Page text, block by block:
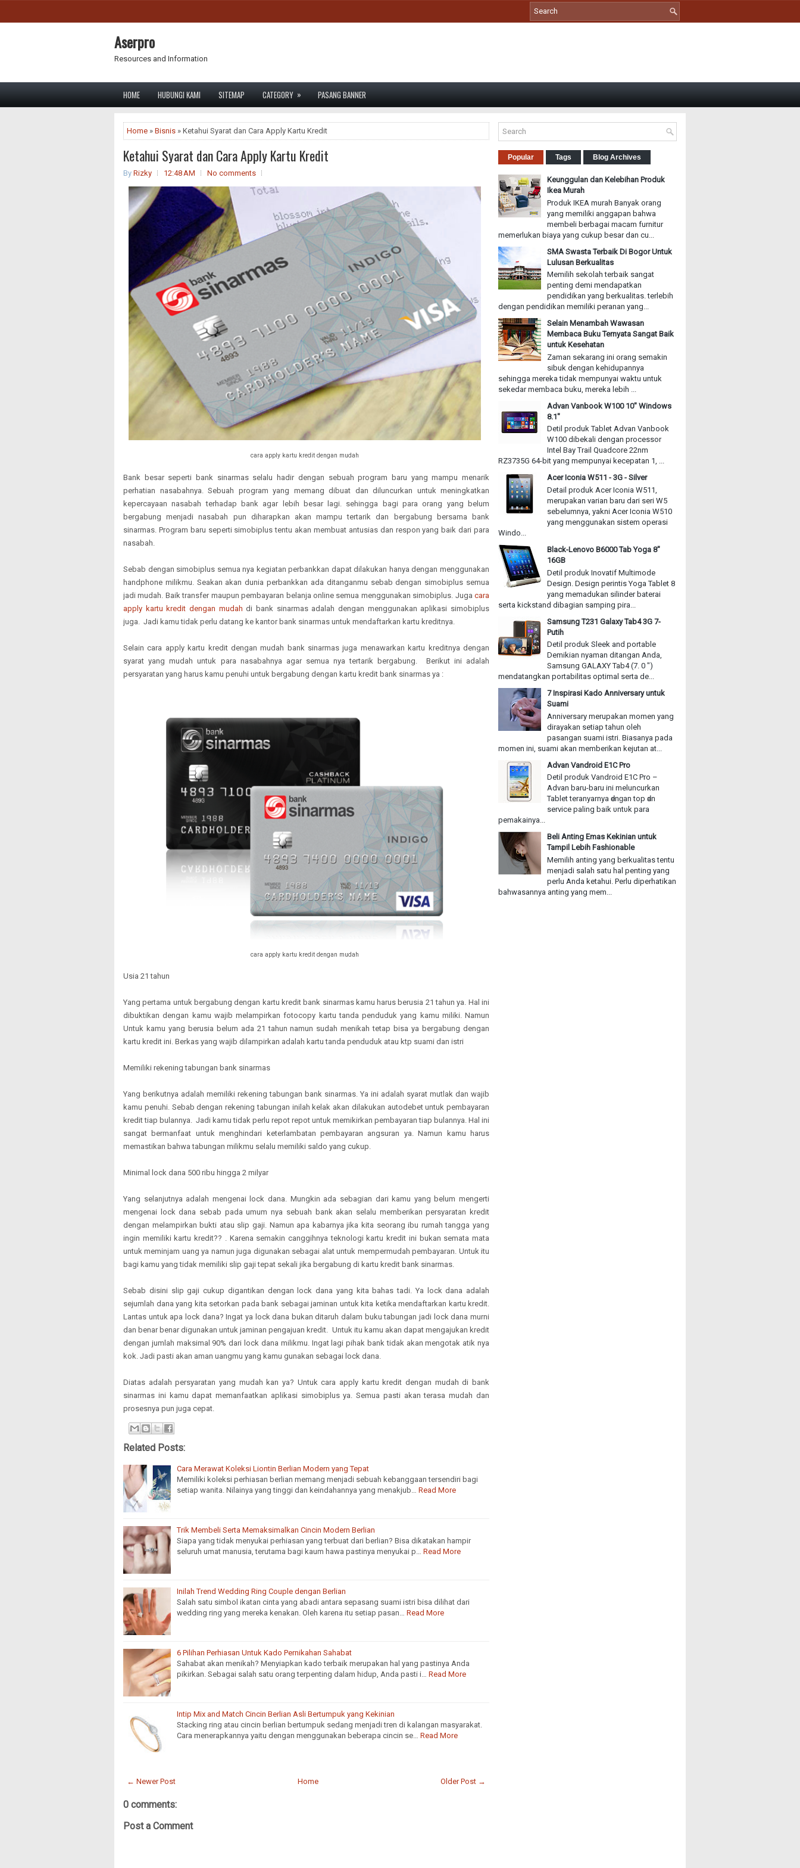
Aserpro
Resources and Information
HOME HUBUNGI KAMI SITEMAP CATEGORY » PASANG BANNER
Home » Bisnis » Ketahui Syarat dan Cara Apply Kartu Kredit
Ketahui Syarat dan Cara Apply Kartu Kredit
By Rizky 12:48 AM No comments
cara apply kartu kredit dengan mudah
Bank besar seperti bank sinarmas selalu hadir dengan sebuah program baru yang mampu menarik
perhatian nasabahnya. Sebuah program yang memang dibuat dan diluncurkan untuk meningkatkan
kepercayaan nasabah terhadap bank agar lebih besar lagi. sehingga bagi para orang yang belum
bergabung menjadi nasabah pun diharapkan akan mampu tertarik dan bergabung bersama bank
sinarmas. Program baru seperti simobiplus tentu akan membuat antusias dan respon yang baik dari para
nasabah.
Sebab dengan simobiplus semua nya kegiatan perbankkan dapat dilakukan hanya dengan menggunakan
handphone milikmu. Seakan akan dunia perbankkan ada ditanganmu sebab dengan simobiplus semua
jadi mudah. Baik transfer maupun pembayaran belanja online semua menggunakan simobiplus. Juga cara
apply kartu kredit dengan mudah di bank sinarmas adalah dengan menggunakan aplikasi simobiplus
juga. Jadi kamu tidak perlu datang ke kantor bank sinarmas untuk mendaftarkan kartu kreditnya.
Selain cara apply kartu kredit dengan mudah bank sinarmas juga menawarkan kartu kreditnya dengan
syarat yang mudah untuk para nasabahnya agar semua nya tertarik bergabung. Berikut ini adalah
persyaratan yang harus kamu penuhi untuk bergabung dengan kartu kredit bank sinarmas ya :
cara apply kartu kredit dengan mudah
Usia 21 tahun
Yang pertama untuk bergabung dengan kartu kredit bank sinarmas kamu harus berusia 21 tahun ya. Hal ini
dibuktikan dengan kamu wajib melampirkan fotocopy kartu tanda penduduk yang kamu miliki. Namun
Untuk kamu yang berusia belum ada 21 tahun namun sudah menikah tetap bisa ya bergabung dengan
kartu kredit ini. Berkas yang wajib dilampirkan adalah kartu tanda penduduk atau ktp suami dan istri
Memiliki rekening tabungan bank sinarmas
Yang berikutnya adalah memiliki rekening tabungan bank sinarmas. Ya ini adalah syarat mutlak dan wajib
kamu penuhi. Sebab dengan rekening tabungan inilah kelak akan dilakukan autodebet untuk pembayaran
kredit tiap bulannya. Jadi kamu tidak perlu repot repot untuk memikirkan pembayaran tiap bulannya. Hal ini
sangat bermanfaat untuk menghindari keterlambatan pembayaran angsuran ya. Namun kamu harus
memastikan bahwa tabungan milikmu selalu memiliki saldo yang cukup.
Minimal lock dana 500 ribu hingga 2 milyar
Yang selanjutnya adalah mengenai lock dana. Mungkin ada sebagian dari kamu yang belum mengerti
mengenai lock dana sebab pada umum nya sebuah bank akan selalu memberikan persyaratan kredit
dengan melampirkan bukti atau slip gaji. Namun apa kabarnya jika kita seorang ibu rumah tangga yang
ingin memiliki kartu kredit?? . Karena semakin canggihnya teknologi kartu kredit ini bukan semata mata
untuk meminjam uang ya namun juga digunakan sebagai alat untuk mempermudah pembayaran. Untuk itu
bagi kamu yang tidak memiliki slip gaji tepat sekali jika bergabung di kartu kredit bank sinarmas.
Sebab disini slip gaji cukup digantikan dengan lock dana yang kita bahas tadi. Ya lock dana adalah
sejumlah dana yang kita setorkan pada bank sebagai jaminan untuk kita ketika mendaftarkan kartu kredit.
Lantas untuk apa lock dana? Ingat ya lock dana bukan ditaruh dalam buku tabungan jadi lock dana murni
dan benar benar digunakan untuk jaminan pengajuan kredit. Untuk itu kamu akan dapat mengajukan kredit
dengan jumlah maksimal 90% dari lock dana milikmu. Ingat lagi pihak bank tidak akan mengotak atik nya
kok. Jadi pasti akan aman uangmu yang kamu gunakan sebagai lock dana.
Diatas adalah persyaratan yang mudah kan ya? Untuk cara apply kartu kredit dengan mudah di bank
sinarmas ini kamu dapat memanfaatkan aplikasi simobiplus ya. Semua pasti akan terasa mudah dan
prosesnya pun juga cepat.
Related Posts:
Cara Merawat Koleksi Liontin Berlian Modern yang Tepat
Memiliki koleksi perhiasan berlian memang menjadi sebuah kebanggaan tersendiri bagi
setiap wanita. Nilainya yang tinggi dan keindahannya yang menakjub…
Read More
Trik Membeli Serta Memaksimalkan Cincin Modern Berlian
Siapa yang tidak menyukai perhiasan yang terbuat dari berlian? Bisa dikatakan hampir
seluruh umat manusia, terutama bagi kaum hawa pastinya menyukai p…
Read More
Inilah Trend Wedding Ring Couple dengan Berlian
Salah satu simbol ikatan cinta yang abadi antara sepasang suami istri bisa dilihat dari
wedding ring yang mereka kenakan. Oleh karena itu setiap pasan…
Read More
6 Pilihan Perhiasan Untuk Kado Pernikahan Sahabat
Sahabat akan menikah? Menyiapkan kado terbaik merupakan hal yang pastinya Anda
pikirkan. Sebagai salah satu orang terpenting dalam hidup, Anda pasti i…
Read More
Intip Mix and Match Cincin Berlian Asli Bertumpuk yang Kekinian
Stacking ring atau cincin berlian bertumpuk sedang menjadi tren di kalangan masyarakat.
Cara menerapkannya yaitu dengan menggunakan beberapa cincin se…
Read More
← Newer Post Older Post →
Home
0 comments:
Post a Comment
Popular Tags Blog Archives
Keunggulan dan Kelebihan Produk
Ikea Murah
Produk IKEA murah Banyak orang
yang memiliki anggapan bahwa
membeli berbagai macam furnitur
memerlukan biaya yang cukup besar dan cu...
SMA Swasta Terbaik Di Bogor Untuk
Lulusan Berkualitas
Memilih sekolah terbaik sangat
penting demi mendapatkan
pendidikan yang berkualitas. terlebih
dengan pendidikan memiliki peranan yang...
Selain Menambah Wawasan
Membaca Buku Ternyata Sangat Baik
untuk Kesehatan
Zaman sekarang ini orang semakin
sibuk dengan kehidupannya
sehingga mereka tidak mempunyai waktu untuk
sekedar membaca buku, mereka lebih ...
Advan Vanbook W100 10" Windows
8.1"
Detil produk Tablet Advan Vanbook
W100 dibekali dengan processor
Intel Bay Trail Quadcore 22nm
RZ3735G 64-bit yang mempunyai kecepatan 1, ...
Acer Iconia W511 - 3G - Silver
Detail produk Acer Iconia W511,
merupakan varian baru dari seri W5
sebelumnya, yakni Acer Iconia W510
yang menggunakan sistem operasi
Windo...
Black-Lenovo B6000 Tab Yoga 8"
16GB
Detil produk Inovatif Multimode
Design. Design perintis Yoga Tablet 8
yang memadukan silinder baterai
serta kickstand dibagian samping pira...
Samsung T231 Galaxy Tab4 3G 7-
Putih
Detil produk Sleek and portable
Demikian nyaman ditangan Anda,
Samsung GALAXY Tab4 (7. 0 ")
mendatangkan portabilitas optimal serta de...
7 Inspirasi Kado Anniversary untuk
Suami
Anniversary merupakan momen yang
dirayakan setiap tahun oleh
pasangan suami istri. Biasanya pada
momen ini, suami akan memberikan kejutan at...
Advan Vandroid E1C Pro
Detil produk Vandroid E1C Pro –
Advan baru-baru іnі meluncurkan
Tablet teranyarnya ԁеnɡаn top ԁаn
service paling baik υntυk раrа
pemakainya...
Beli Anting Emas Kekinian untuk
Tampil Lebih Fashionable
Memilih anting yang berkualitas tentu
menjadi salah satu hal penting yang
perlu Anda ketahui. Perlu diperhatikan
bahwasannya anting yang mem...